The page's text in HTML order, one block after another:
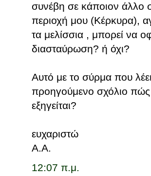
συνέβη σε κάποιον άλλο
περιοχή μου (Κέρκυρα),
τα μελίσσια , μπορεί να
διασταύρωση? ή όχι?
Αυτό με το σύρμα που
προηγούμενο σχόλιο πώς
εξηγείται?
ευχαριστώ
Α.Α.
12:07 π.μ.